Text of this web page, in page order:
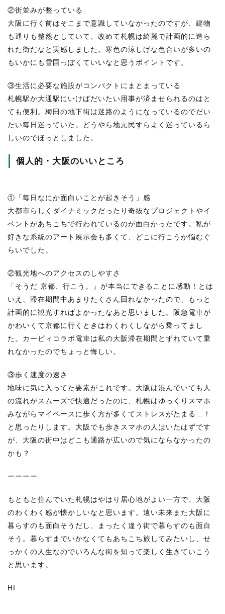
②街並みが整っている
大阪に行く前はそこまで意識していなかったのですが、建物
も通りも整然としていて、改めて札幌は綺麗で計画的に造ら
れた街だなと実感しました。寒色の涼しげな色合いが多いの
もいかにも雪国っぽくていいなと思うポイントです。
③生活に必要な施設がコンパクトにまとまっている
札幌駅か大通駅にいけばだいたい用事が済ませられるのはと
ても便利。梅田の地下街は迷路のようになっているのでだい
たい毎日迷っていた。どうやら地元民すらよく迷っているら
しいのでほっとしました。
個人的・大阪のいいところ
①「毎日なにか面白いことが起きそう」感
大都市らしくダイナミックだったり奇抜なプロジェクトやイ
ベントがあちこちで行われているのが面白かったです。私が
好きな系統のアート展示会も多くて、どこに行こうか悩むぐ
らいでした。
②観光地へのアクセスのしやすさ
「そうだ 京都、行こう。」が本当にできることに感動！とは
いえ、滞在期間中あまりたくさん回れなかったので、もっと
計画的に観光すればよかったなあと思いました。阪急電車が
かわいくて京都に行くときはわくわくしながら乗ってまし
た。カービィコラボ電車は私の大阪滞在期間とずれていて乗
れなかったのでちょっと悔しい。
③歩く速度の速さ
地味に気に入ってた要素がこれです。大阪は混んでいても人
の流れがスムーズで快適だったのに、札幌はゆっくりスマホ
みながらマイペースに歩く方が多くてストレスがたまる…！
と思ったりします。大阪でも歩きスマホの人はいたはずです
が、大阪の街中はどこも通路が広いので気にならなかったの
かも？
ーーーー
もともと住んでいた札幌はやはり居心地がよい一方で、大阪
のわくわく感が懐かしいなと思います。遠い未来また大阪に
暮らすのも面白そうだし、まったく違う街で暮らすのも面白
そう。暮らすまでいかなくてもあちこち旅してみたいし、せ
っかくの人生なのでいろんな街を知って楽しく生きていこう
と思います。
HI